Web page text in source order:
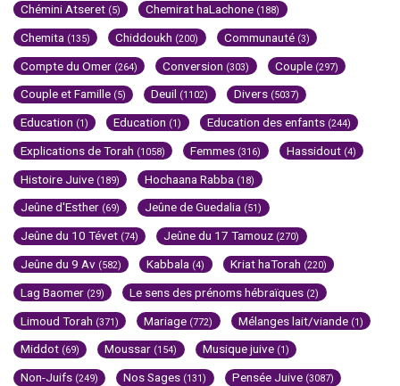
Chémini Atseret (5) Chemirat haLachone (188)
Chemita (135) Chiddoukh (200) Communauté (3)
Compte du Omer (264) Conversion (303) Couple (297)
Couple et Famille (5) Deuil (1102) Divers (5037)
Education (1) Education (1) Education des enfants (244)
Explications de Torah (1058) Femmes (316) Hassidout (4)
Histoire Juive (189) Hochaana Rabba (18)
Jeûne d'Esther (69) Jeûne de Guedalia (51)
Jeûne du 10 Tévet (74) Jeûne du 17 Tamouz (270)
Jeûne du 9 Av (582) Kabbala (4) Kriat haTorah (220)
Lag Baomer (29) Le sens des prénoms hébraïques (2)
Limoud Torah (371) Mariage (772) Mélanges lait/viande (1)
Middot (69) Moussar (154) Musique juive (1)
Non-Juifs (249) Nos Sages (131) Pensée Juive (3087)